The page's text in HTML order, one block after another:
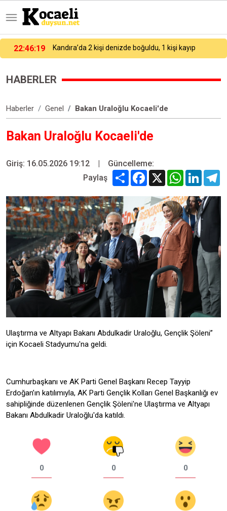
22:21:28 Avcılar’da demir sopalı, taşlı kavga: 1 yaralı
HABERLER
Haberler Genel Bakan Uraloğlu Kocaeli'de
Bakan Uraloğlu Kocaeli'de
Giriş: 16.05.2026 19:12 |
Güncelleme:
Paylaş
Share Facebook
X WhatsApp
Ulaştırma ve Altyapı Bakanı Abdulkadir Uraloğlu, Gençlik Şöleni”
için Kocaeli Stadyumu'na geldi.
Cumhurbaşkanı ve AK Parti Genel Başkanı Recep Tayyip
Erdoğan’ın katılımıyla, AK Parti Gençlik Kolları Genel Başkanlığı ev
sahipliğinde düzenlenen Gençlik Şöleni'ne Ulaştırma ve Altyapı
Bakanı Abdulkadir Uraloğlu'da katıldı.
0 0 0